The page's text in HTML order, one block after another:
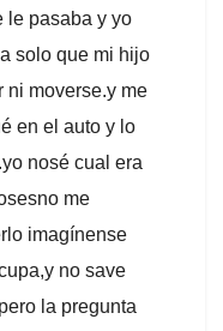
le pasaba y yo
solo que mi hijo
ni moverse.y me
en el auto y lo
nosé cual era
me
imagínense
no save
la pregunta